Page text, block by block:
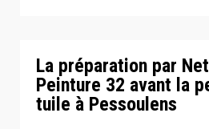
La préparation par
Peinture 32 avant la
tuile à Pessoulens